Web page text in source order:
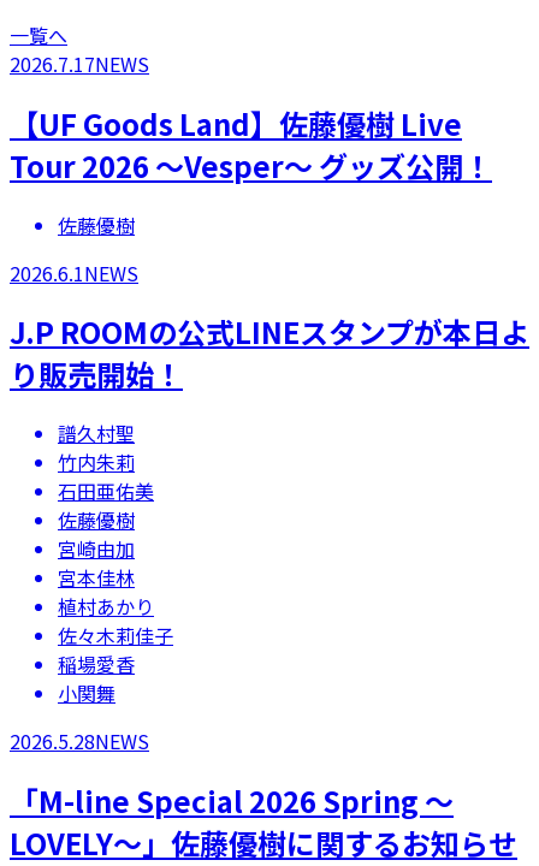
一覧へ
2026.7.17NEWS
【UF Goods Land】佐藤優樹 Live
Tour 2026 ～Vesper～ グッズ公開！
佐藤優樹
2026.6.1NEWS
​​J.P ROOMの公式LINEスタンプが本日よ
り販売開始！
譜久村聖
竹内朱莉
石田亜佑美
佐藤優樹
宮崎由加
宮本佳林
植村あかり
佐々木莉佳子
稲場愛香
小関舞
2026.5.28NEWS
​「M-line Special 2026 Spring ～
LOVELY～」佐藤優樹に関するお知らせ